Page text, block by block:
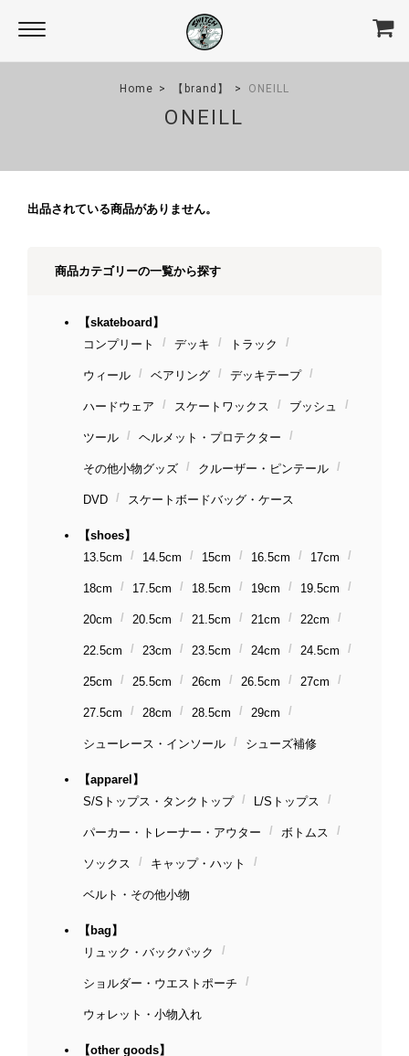
Home 【brand】 ONEILL
ONEILL
出品されている商品がありません。
商品カテゴリーの一覧から探す
【skateboard】
コンプリート
デッキ トラック
ウィール ベアリング デッキテープ
ハードウェア スケートワックス ブッシュ
ツール ヘルメット・プロテクター
その他小物グッズ クルーザー・ピンテール
DVD スケートボードバッグ・ケース
【shoes】
13.5cm
14.5cm 15cm 16.5cm 17cm
18cm 17.5cm 18.5cm 19cm 19.5cm
20cm 20.5cm 21.5cm 21cm 22cm
22.5cm 23cm 23.5cm 24cm 24.5cm
25cm 25.5cm 26cm 26.5cm 27cm
27.5cm 28cm 28.5cm 29cm
シューレース・インソール シューズ補修
【apparel】
S/Sトップス・タンクトップ
L/Sトップス
パーカー・トレーナー・アウター ボトムス
ソックス キャップ・ハット
ベルト・その他小物
【bag】
リュック・バックパック
ショルダー・ウエストポーチ
ウォレット・小物入れ
【other goods】